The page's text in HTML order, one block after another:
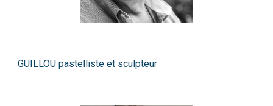
GUILLOU pastelliste et sculpteur